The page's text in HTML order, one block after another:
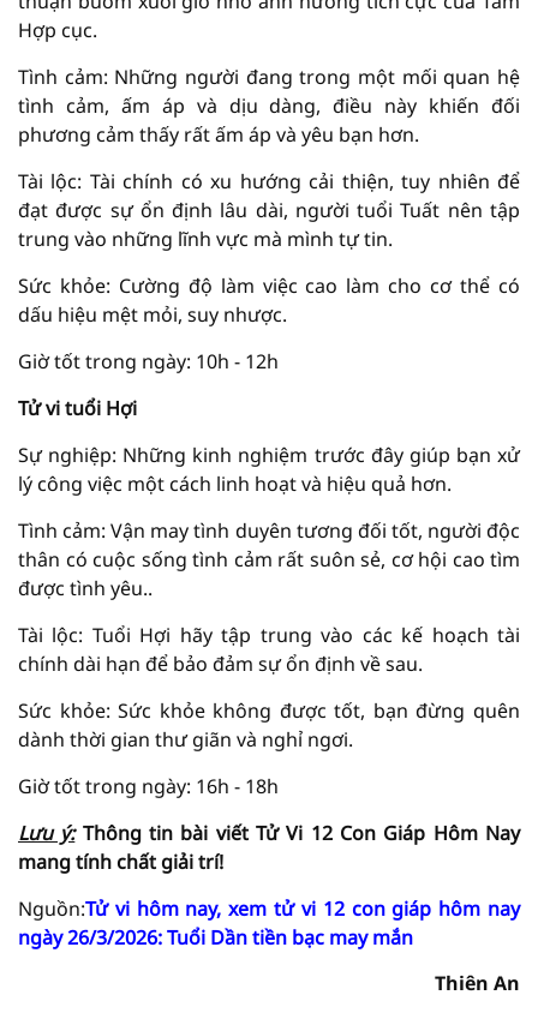
Hợp cục.
Tình cảm: Những người đang trong một mối quan hệ
tình cảm, ấm áp và dịu dàng, điều này khiến đối
phương cảm thấy rất ấm áp và yêu bạn hơn.
Tài lộc: Tài chính có xu hướng cải thiện, tuy nhiên để
đạt được sự ổn định lâu dài, người tuổi Tuất nên tập
trung vào những lĩnh vực mà mình tự tin.
Sức khỏe: Cường độ làm việc cao làm cho cơ thể có
dấu hiệu mệt mỏi, suy nhược.
Giờ tốt trong ngày: 10h - 12h
Tử vi tuổi Hợi
Sự nghiệp: Những kinh nghiệm trước đây giúp bạn xử
lý công việc một cách linh hoạt và hiệu quả hơn.
Tình cảm: Vận may tình duyên tương đối tốt, người độc
thân có cuộc sống tình cảm rất suôn sẻ, cơ hội cao tìm
được tình yêu..
Tài lộc: Tuổi Hợi hãy tập trung vào các kế hoạch tài
chính dài hạn để bảo đảm sự ổn định về sau.
Sức khỏe: Sức khỏe không được tốt, bạn đừng quên
dành thời gian thư giãn và nghỉ ngơi.
Giờ tốt trong ngày: 16h - 18h
Lưu ý: Thông tin bài viếtTử Vi 12 Con Giáp Hôm Nay
mang tính chất giảitrí!
Nguồn:Tử vi hôm nay, xem tử vi 12 con giáp hôm nay
ngày 26/3/2026: Tuổi Dần tiền bạc may mắn
Thiên An